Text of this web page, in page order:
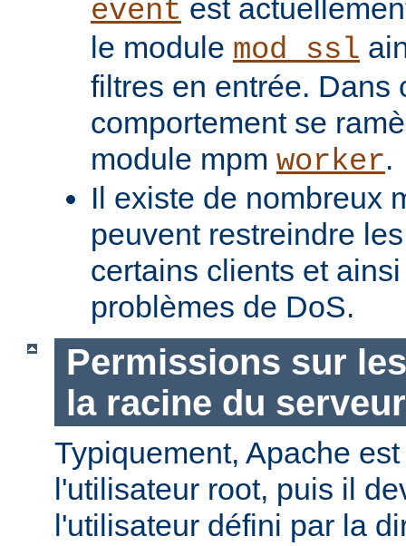
event est
le module mod_ssl
filtres en entrée. Dans
comportement se
module mpm worker.
Il existe de nombreux
peuvent restreindre
certains clients et
problèmes de DoS.
Permissions sur
la racine du serveur
Typiquement, Apache
l'utilisateur root, puis il
l'utilisateur défini par la